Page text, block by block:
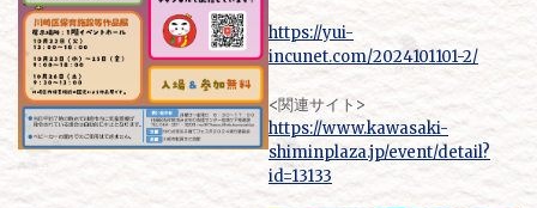
https://yui-
incunet.com/2024101101-2/
<関連サイト>
https://www.kawasaki-
shiminplaza.jp/event/detail?
id=13133